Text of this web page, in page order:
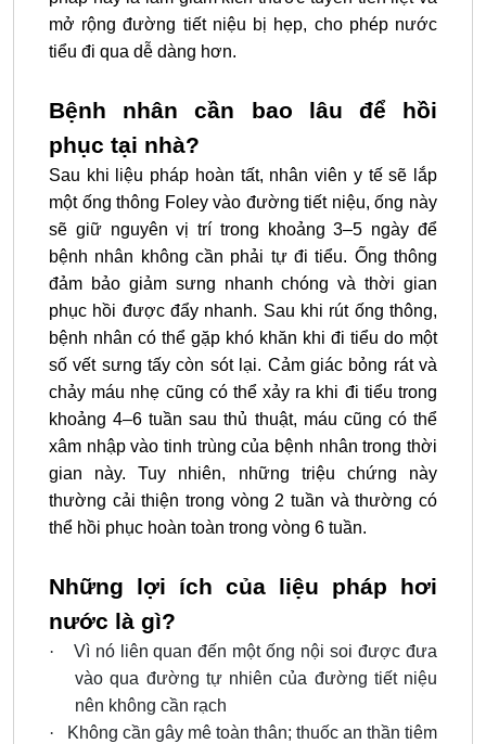
mở rộng đường tiết niệu bị hẹp, cho phép nước
tiểu đi qua dễ dàng hơn.
Bệnh nhân cần bao lâu để hồi
phục tại nhà?
Sau khi liệu pháp hoàn tất, nhân viên y tế sẽ lắp
một ống thông Foley vào đường tiết niệu, ống này
sẽ giữ nguyên vị trí trong khoảng 3–5 ngày để
bệnh nhân không cần phải tự đi tiểu. Ống thông
đảm bảo giảm sưng nhanh chóng và thời gian
phục hồi được đẩy nhanh. Sau khi rút ống thông,
bệnh nhân có thể gặp khó khăn khi đi tiểu do một
số vết sưng tấy còn sót lại. Cảm giác bỏng rát và
chảy máu nhẹ cũng có thể xảy ra khi đi tiểu trong
khoảng 4–6 tuần sau thủ thuật, máu cũng có thể
xâm nhập vào tinh trùng của bệnh nhân trong thời
gian này. Tuy nhiên, những triệu chứng này
thường cải thiện trong vòng 2 tuần và thường có
thể hồi phục hoàn toàn trong vòng 6 tuần.
Những lợi ích của liệu pháp hơi
nước là gì?
·
Vì nó liên quan đến một ống nội soi được đưa
vào qua đường tự nhiên của đường tiết niệu
nên không cần rạch
·
Không cần gây mê toàn thân; thuốc an thần tiêm